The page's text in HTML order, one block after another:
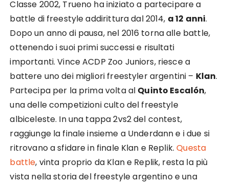
Classe 2002, Trueno ha iniziato a partecipare a
battle di freestyle addirittura dal 2014, a 12 anni.
Dopo un anno di pausa, nel 2016 torna alle battle,
ottenendo i suoi primi successi e risultati
importanti. Vince ACDP Zoo Juniors, riesce a
battere uno dei migliori freestyler argentini – Klan.
Partecipa per la prima volta al Quinto Escalón,
una delle competizioni culto del freestyle
albiceleste. In una tappa 2vs2 del contest,
raggiunge la finale insieme a Underdann e i due si
ritrovano a sfidare in finale Klan e Replik.Questa
battle, vinta proprio da Klan e Replik, resta la più
vista nella storia del freestyle argentino e una